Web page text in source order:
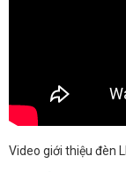
Video giới thiệu đèn